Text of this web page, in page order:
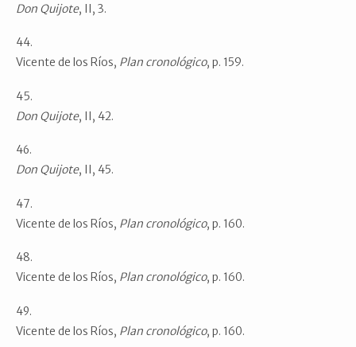
Don Quijote, II, 3.
Vicente de los Ríos, Plan cronológico, p. 159.
Don Quijote, II, 42.
Don Quijote, II, 45.
Vicente de los Ríos, Plan cronológico, p. 160.
Vicente de los Ríos, Plan cronológico, p. 160.
Vicente de los Ríos, Plan cronológico, p. 160.